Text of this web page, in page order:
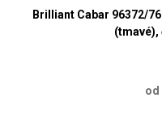
Brilliant Cabar 96372/
(tmavé),
od